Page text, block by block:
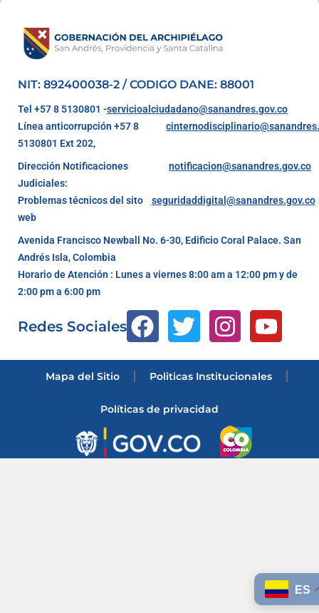
NIT: 892400038-2 / CODIGO DANE: 88001
Tel +57 8 5130801 -servicioalciudadano@sanandres.gov.co
Línea anticorrupción +57 8
5130801 Ext 202,
Dirección Notificaciones
Judiciales:
notificacion@sanandres.gov.co
Problemas técnicos del sito
web
seguridaddigital@sanandres.gov.co
Avenida Francisco Newball No. 6-30, Edificio Coral Palace. San
Andrés Isla, Colombia
Horario de Atención : Lunes a viernes 8:00 am a 12:00 pm y de
2:00 pm a 6:00 pm
Redes Sociales
Mapa del Sitio Politicas Institucionales
Políticas de privacidad
ES